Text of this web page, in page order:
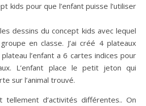
kids pour que l’enfant puisse l’utiliser
dessins du concept kids avec lequel
en classe. J’ai créé 4 plateaux
l’enfant a 6 cartes indices pour
L’enfant place le petit jeton qui
sur l’animal trouvé.
tellement d’activités différentes.. On